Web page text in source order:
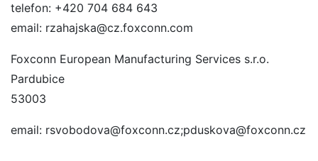
telefon: +420 704 684 643
email: rzahajska@cz.foxconn.com
Foxconn European Manufacturing Services s.r.o.
Pardubice
53003
email: rsvobodova@foxconn.cz;pduskova@foxconn.cz